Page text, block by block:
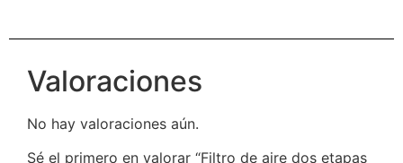
Valoraciones
No hay valoraciones aún.
Sé el primero en valorar “Filtro de aire dos etapas